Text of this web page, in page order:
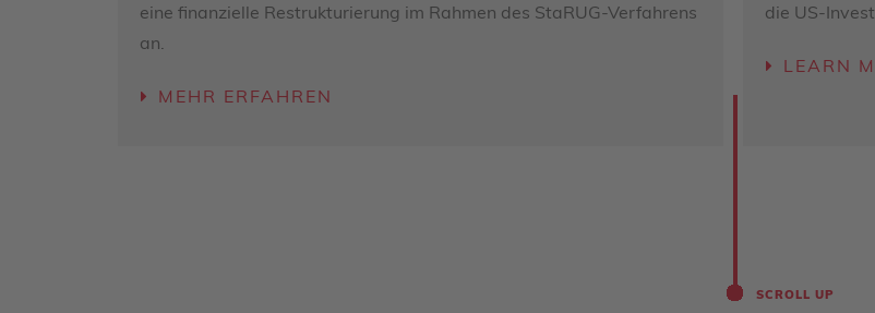
eine finanzielle Restrukturierung im Rahmen des StaRUG-Verfahrens
an.
MEHR ERFAHREN
die US-
LEARN
SCROLL UP